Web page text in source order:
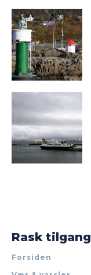
Rask tilgang
Forsiden